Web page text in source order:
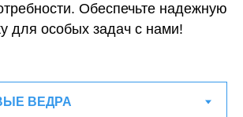
Обеспечьте надежную
для особых задач с нами!